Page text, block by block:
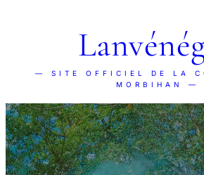
— SITE OFFICIEL DE LA
MORBIHAN —